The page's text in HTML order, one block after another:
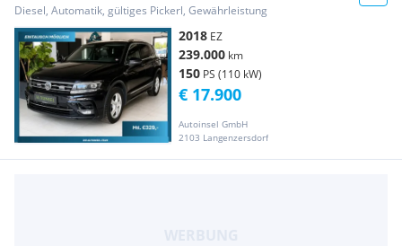
Diesel, Automatik, gültiges Pickerl, Gewährleistung
2018 EZ
239.000 km
150 PS (110 kW)
Autoinsel GmbH
2103 Langenzersdorf
€ 17.900